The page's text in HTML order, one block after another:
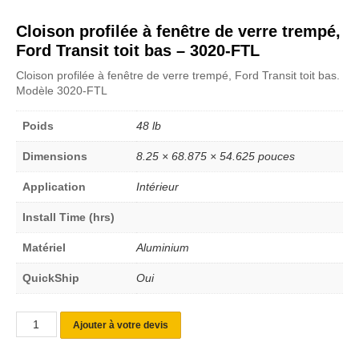
Cloison profilée à fenêtre de verre trempé,
Ford Transit toit bas – 3020-FTL
Cloison profilée à fenêtre de verre trempé, Ford Transit toit bas.
Modèle 3020-FTL
Poids 48 lb
Dimensions 8.25 × 68.875 × 54.625 pouces
Application Intérieur
Install Time (hrs)
Matériel Aluminium
QuickShip Oui
Ajouter à votre devis